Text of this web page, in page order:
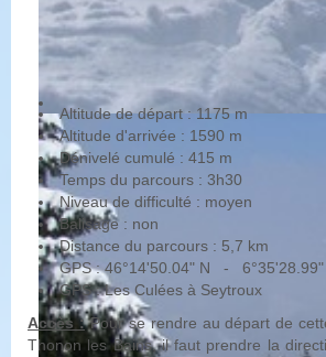
Altitude de départ : 1175 m
Altitude d'arrivée : 1590 m
Dénivelé cumulé : 415 m
Temps du parcours : 3h30
Niveau de difficulté : moyen
Balisage : non
Distance du parcours : 5,7 km
GPS : 46°14'50.04" N - 6°35'28.99"
GPS : Les Culées à Seytroux
Accès :Pour se rendre au départ de
Thonon les Bains, il faut prendre la